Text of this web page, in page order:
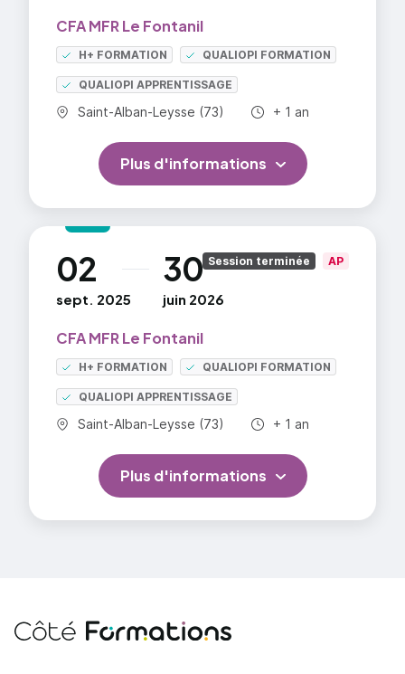
CFA MFR Le Fontanil
H+ FORMATION QUALIOPI FORMATION
QUALIOPI APPRENTISSAGE
Commune :
Saint-Alban-Leysse (73) Durée totale :
+ 1 an
Plus d'informations
02
sept. 2025
au 30
juin 2026
CFA MFR Le Fontanil
H+ FORMATION QUALIOPI FORMATION
QUALIOPI APPRENTISSAGE
Commune :
Saint-Alban-Leysse (73) Durée totale :
+ 1 an
Session terminée AP
Plus d'informations